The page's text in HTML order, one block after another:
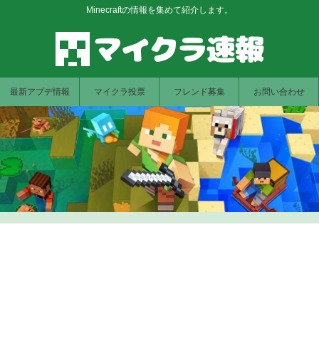
Minecraftの情報を集めて紹介します。
最新アプデ情報 マイクラ投票 フレンド募集 お問い合わせ